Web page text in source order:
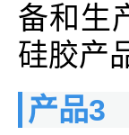
备和生
硅胶产
产品3